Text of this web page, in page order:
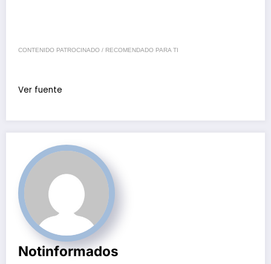
CONTENIDO PATROCINADO / RECOMENDADO PARA TI
Ver fuente
Notinformados